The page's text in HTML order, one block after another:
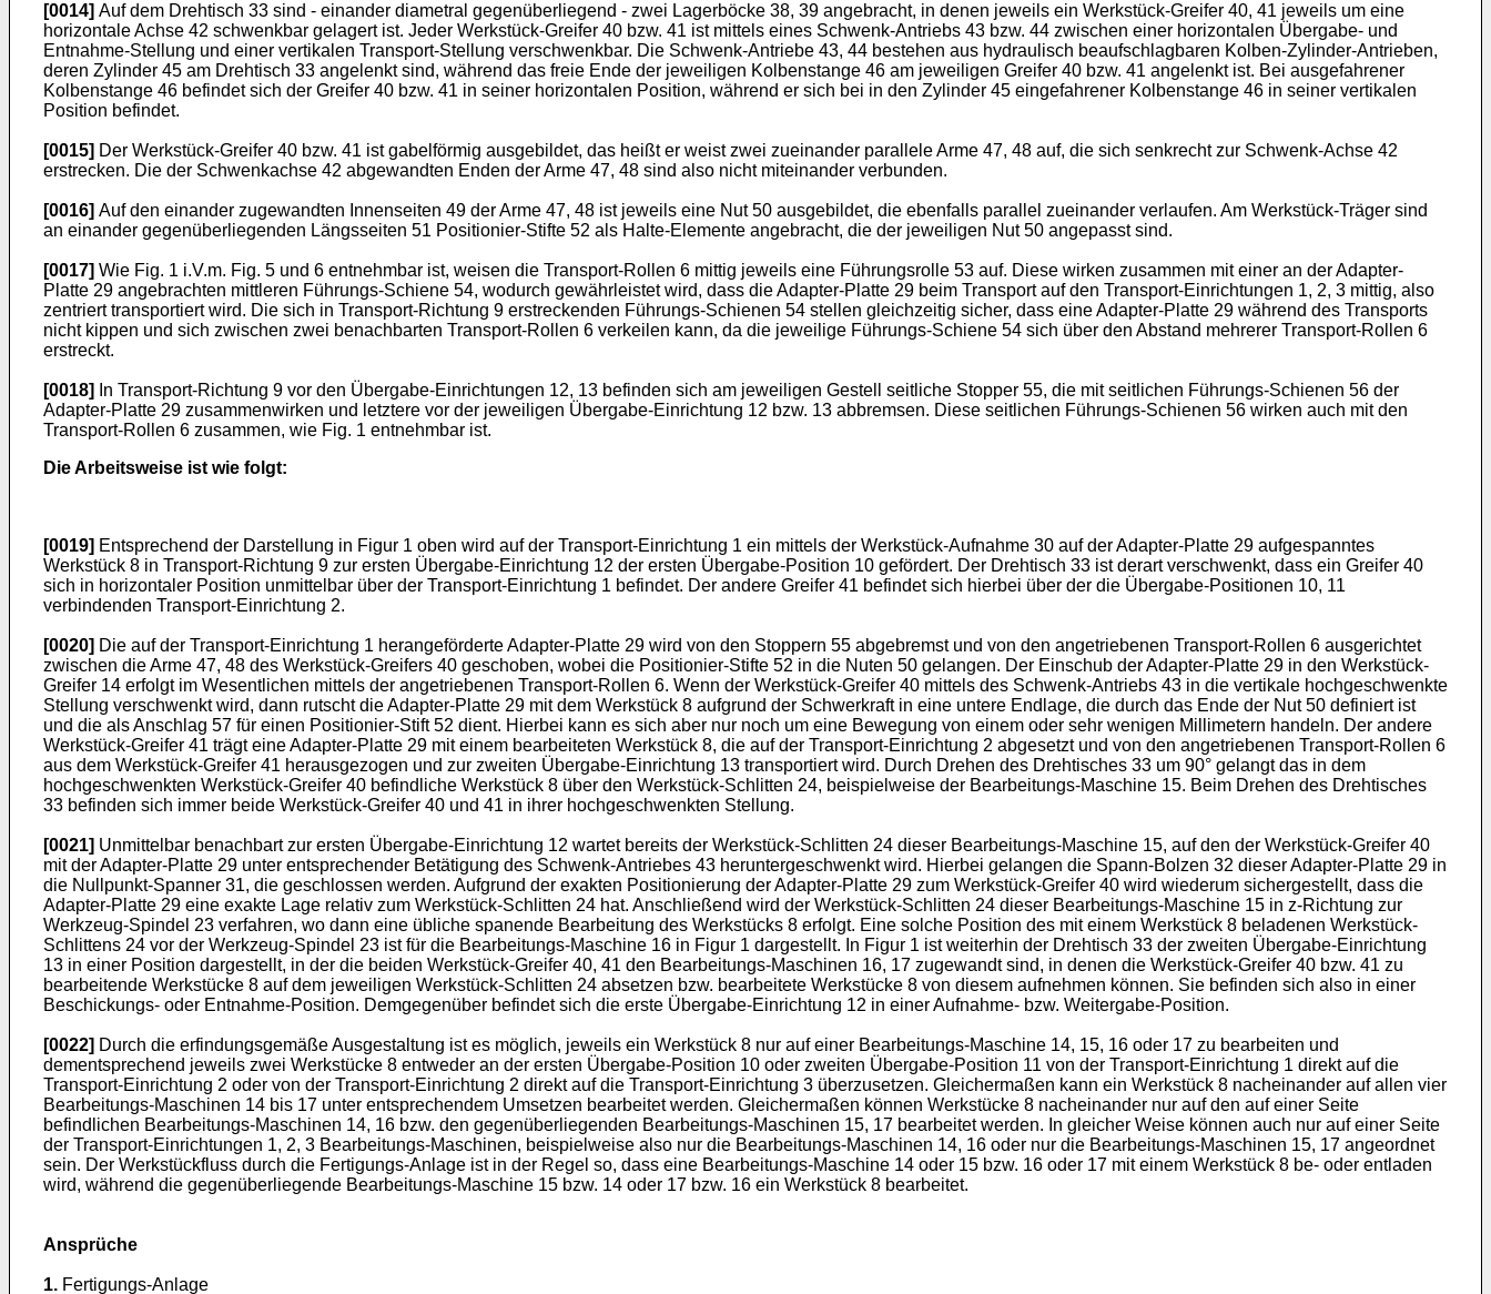
[0014] Auf dem Drehtisch 33 sind - einander diametral gegenüberliegend - zwei Lagerböcke 38, 39 angebracht, in denen jeweils ein Werkstück-Greifer 40, 41 jeweils um eine
horizontale Achse 42 schwenkbar gelagert ist. Jeder Werkstück-Greifer 40 bzw. 41 ist mittels eines Schwenk-Antriebs 43 bzw. 44 zwischen einer horizontalen Übergabe- und
Entnahme-Stellung und einer vertikalen Transport-Stellung verschwenkbar. Die Schwenk-Antriebe 43, 44 bestehen aus hydraulisch beaufschlagbaren Kolben-Zylinder-Antrieben,
deren Zylinder 45 am Drehtisch 33 angelenkt sind, während das freie Ende der jeweiligen Kolbenstange 46 am jeweiligen Greifer 40 bzw. 41 angelenkt ist. Bei ausgefahrener
Kolbenstange 46 befindet sich der Greifer 40 bzw. 41 in seiner horizontalen Position, während er sich bei in den Zylinder 45 eingefahrener Kolbenstange 46 in seiner vertikalen
Position befindet.
[0015] Der Werkstück-Greifer 40 bzw. 41 ist gabelförmig ausgebildet, das heißt er weist zwei zueinander parallele Arme 47, 48 auf, die sich senkrecht zur Schwenk-Achse 42
erstrecken. Die der Schwenkachse 42 abgewandten Enden der Arme 47, 48 sind also nicht miteinander verbunden.
[0016] Auf den einander zugewandten Innenseiten 49 der Arme 47, 48 ist jeweils eine Nut 50 ausgebildet, die ebenfalls parallel zueinander verlaufen. Am Werkstück-Träger sind
an einander gegenüberliegenden Längsseiten 51 Positionier-Stifte 52 als Halte-Elemente angebracht, die der jeweiligen Nut 50 angepasst sind.
[0017] Wie Fig. 1 i.V.m. Fig. 5 und 6 entnehmbar ist, weisen die Transport-Rollen 6 mittig jeweils eine Führungsrolle 53 auf. Diese wirken zusammen mit einer an der Adapter-
Platte 29 angebrachten mittleren Führungs-Schiene 54, wodurch gewährleistet wird, dass die Adapter-Platte 29 beim Transport auf den Transport-Einrichtungen 1, 2, 3 mittig, also
zentriert transportiert wird. Die sich in Transport-Richtung 9 erstreckenden Führungs-Schienen 54 stellen gleichzeitig sicher, dass eine Adapter-Platte 29 während des Transports
nicht kippen und sich zwischen zwei benachbarten Transport-Rollen 6 verkeilen kann, da die jeweilige Führungs-Schiene 54 sich über den Abstand mehrerer Transport-Rollen 6
erstreckt.
[0018]
In Transport-Richtung 9 vor den Übergabe-Einrichtungen 12, 13 befinden sich am jeweiligen Gestell seitliche Stopper 55, die mit seitlichen Führungs-Schienen 56 der
Adapter-Platte 29 zusammenwirken und letztere vor der jeweiligen Übergabe-Einrichtung 12 bzw. 13 abbremsen. Diese seitlichen Führungs-Schienen 56 wirken auch mit den
Transport-Rollen 6 zusammen, wie Fig. 1 entnehmbar ist.
Die Arbeitsweise ist wie folgt:
[0019] Entsprechend der Darstellung in Figur 1 oben wird auf der Transport-Einrichtung 1 ein mittels der Werkstück-Aufnahme 30 auf der Adapter-Platte 29 aufgespanntes
Werkstück 8 in Transport-Richtung 9 zur ersten Übergabe-Einrichtung 12 der ersten Übergabe-Position 10 gefördert. Der Drehtisch 33 ist derart verschwenkt, dass ein Greifer 40
sich in horizontaler Position unmittelbar über der Transport-Einrichtung 1 befindet. Der andere Greifer 41 befindet sich hierbei über der die Übergabe-Positionen 10, 11
verbindenden Transport-Einrichtung 2.
[0020] Die auf der Transport-Einrichtung 1 herangeförderte Adapter-Platte 29 wird von den Stoppern 55 abgebremst und von den angetriebenen Transport-Rollen 6 ausgerichtet
zwischen die Arme 47, 48 des Werkstück-Greifers 40 geschoben, wobei die Positionier-Stifte 52 in die Nuten 50 gelangen. Der Einschub der Adapter-Platte 29 in den Werkstück-
Greifer 14 erfolgt im Wesentlichen mittels der angetriebenen Transport-Rollen 6. Wenn der Werkstück-Greifer 40 mittels des Schwenk-Antriebs 43 in die vertikale hochgeschwenkte
Stellung verschwenkt wird, dann rutscht die Adapter-Platte 29 mit dem Werkstück 8 aufgrund der Schwerkraft in eine untere Endlage, die durch das Ende der Nut 50 definiert ist
und die als Anschlag 57 für einen Positionier-Stift 52 dient. Hierbei kann es sich aber nur noch um eine Bewegung von einem oder sehr wenigen Millimetern handeln. Der andere
Werkstück-Greifer 41 trägt eine Adapter-Platte 29 mit einem bearbeiteten Werkstück 8, die auf der Transport-Einrichtung 2 abgesetzt und von den angetriebenen Transport-Rollen 6
aus dem Werkstück-Greifer 41 herausgezogen und zur zweiten Übergabe-Einrichtung 13 transportiert wird. Durch Drehen des Drehtisches 33 um 90° gelangt das in dem
hochgeschwenkten Werkstück-Greifer 40 befindliche Werkstück 8 über den Werkstück-Schlitten 24, beispielweise der Bearbeitungs-Maschine 15. Beim Drehen des Drehtisches
33 befinden sich immer beide Werkstück-Greifer 40 und 41 in ihrer hochgeschwenkten Stellung.
[0021] Unmittelbar benachbart zur ersten Übergabe-Einrichtung 12 wartet bereits der Werkstück-Schlitten 24 dieser Bearbeitungs-Maschine 15, auf den der Werkstück-Greifer 40
mit der Adapter-Platte 29 unter entsprechender Betätigung des Schwenk-Antriebes 43 heruntergeschwenkt wird. Hierbei gelangen die Spann-Bolzen 32 dieser Adapter-Platte 29 in
die Nullpunkt-Spanner 31, die geschlossen werden. Aufgrund der exakten Positionierung der Adapter-Platte 29 zum Werkstück-Greifer 40 wird wiederum sichergestellt, dass die
Adapter-Platte 29 eine exakte Lage relativ zum Werkstück-Schlitten 24 hat. Anschließend wird der Werkstück-Schlitten 24 dieser Bearbeitungs-Maschine 15 in z-Richtung zur
Werkzeug-Spindel 23 verfahren, wo dann eine übliche spanende Bearbeitung des Werkstücks 8 erfolgt. Eine solche Position des mit einem Werkstück 8 beladenen Werkstück-
Schlittens 24 vor der Werkzeug-Spindel 23 ist für die Bearbeitungs-Maschine 16 in Figur 1 dargestellt. In Figur 1 ist weiterhin der Drehtisch 33 der zweiten Übergabe-Einrichtung
13 in einer Position dargestellt, in der die beiden Werkstück-Greifer 40, 41 den Bearbeitungs-Maschinen 16, 17 zugewandt sind, in denen die Werkstück-Greifer 40 bzw. 41 zu
bearbeitende Werkstücke 8 auf dem jeweiligen Werkstück-Schlitten 24 absetzen bzw. bearbeitete Werkstücke 8 von diesem aufnehmen können. Sie befinden sich also in einer
Beschickungs- oder Entnahme-Position. Demgegenüber befindet sich die erste Übergabe-Einrichtung 12 in einer Aufnahme- bzw. Weitergabe-Position.
[0022] Durch die erfindungsgemäße Ausgestaltung ist es möglich, jeweils ein Werkstück 8 nur auf einer Bearbeitungs-Maschine 14, 15, 16 oder 17 zu bearbeiten und
dementsprechend jeweils zwei Werkstücke 8 entweder an der ersten Übergabe-Position 10 oder zweiten Übergabe-Position 11 von der Transport-Einrichtung 1 direkt auf die
Transport-Einrichtung 2 oder von der Transport-Einrichtung 2 direkt auf die Transport-Einrichtung 3 überzusetzen. Gleichermaßen kann ein Werkstück 8 nacheinander auf allen vier
Bearbeitungs-Maschinen 14 bis 17 unter entsprechendem Umsetzen bearbeitet werden. Gleichermaßen können Werkstücke 8 nacheinander nur auf den auf einer Seite
befindlichen Bearbeitungs-Maschinen 14, 16 bzw. den gegenüberliegenden Bearbeitungs-Maschinen 15, 17 bearbeitet werden. In gleicher Weise können auch nur auf einer Seite
der Transport-Einrichtungen 1, 2, 3 Bearbeitungs-Maschinen, beispielweise also nur die Bearbeitungs-Maschinen 14, 16 oder nur die Bearbeitungs-Maschinen 15, 17 angeordnet
sein. Der Werkstückfluss durch die Fertigungs-Anlage ist in der Regel so, dass eine Bearbeitungs-Maschine 14 oder 15 bzw. 16 oder 17 mit einem Werkstück 8 be- oder entladen
wird, während die gegenüberliegende Bearbeitungs-Maschine 15 bzw. 14 oder 17 bzw. 16 ein Werkstück 8 bearbeitet.
Ansprüche
1. Fertigungs-Anlage